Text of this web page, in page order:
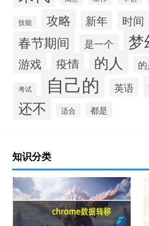
技能 攻略 新年 时间
春节期间 是一个 梦
游戏 疫情 的人
考试 自己的 英语
还不 适合 都是
知识分类